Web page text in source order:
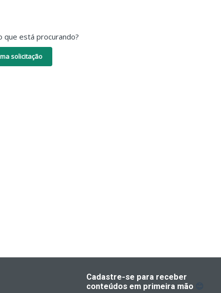
que está procurando?
solicitação